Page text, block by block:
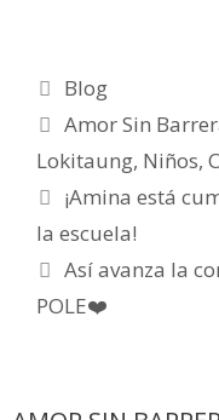
Blog
Amor Sin
Lokitaung, Niños,
¡Amina está
la escuela!
Así avanza la
POLE❤️